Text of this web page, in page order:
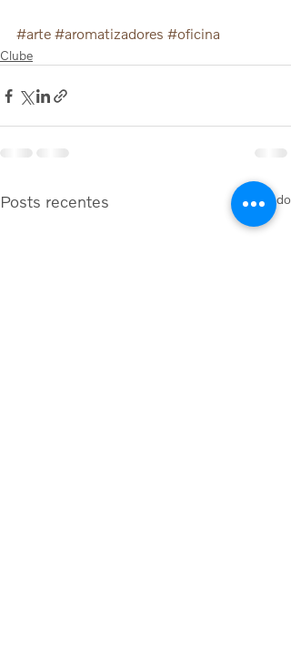
#arte #aromatizadores #oficina
Clube
Posts recentes Ver tudo